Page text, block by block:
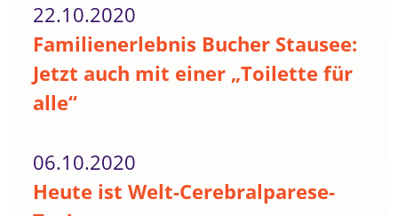
22.10.2020
Familienerlebnis Bucher Stausee:
Jetzt auch mit einer „Toilette für
alle“
06.10.2020
Heute ist Welt-Cerebralparese-